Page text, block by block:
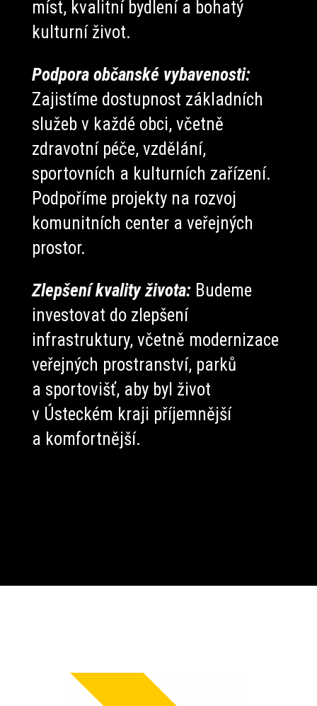
míst, kvalitní bydlení a bohatý
kulturní život.
Podpora občanské vybavenosti:
Zajistíme dostupnost základních
služeb v každé obci, včetně
zdravotní péče, vzdělání,
sportovních a kulturních zařízení.
Podpoříme projekty na rozvoj
komunitních center a veřejných
prostor.
Zlepšení kvality života: Budeme
investovat do zlepšení
infrastruktury, včetně modernizace
veřejných prostranství, parků
a sportovišť, aby byl život
v Ústeckém kraji příjemnější
a komfortnější.